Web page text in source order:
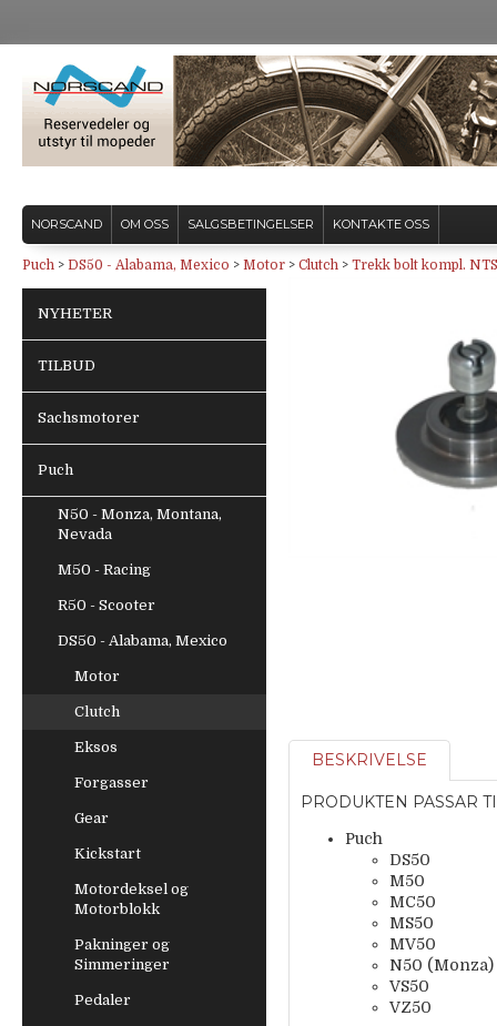
NORSCAND OM OSS SALGSBETINGELSER KONTAKTE OSS
Puch > DS50 - Alabama, Mexico > Motor > Clutch > Trekk bolt kompl.
NYHETER
TILBUD
Sachsmotorer
Puch
N50 - Monza, Montana,
Nevada
M50 - Racing
R50 - Scooter
DS50 - Alabama, Mexico
Motor
Clutch
Eksos
Forgasser
Gear
Kickstart
Motordeksel og
Motorblokk
Pakninger og
Simmeringer
Pedaler
BESKRIVELSE
PRODUKTEN PASSAR
Puch
DS50
M50
MC50
MS50
MV50
N50 (Monza)
VS50
VZ50